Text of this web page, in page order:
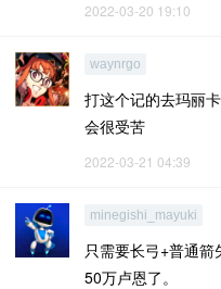
2022-03-20 19:10
waynrgo
打这个记的去玛丽
会很受苦
2022-03-21 04:39
minegishi_mayuki
只需要长弓+普通
50万卢恩了。